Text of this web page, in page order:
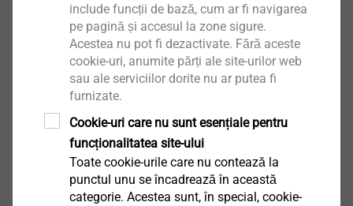
Descărcări
Romanian
DoP ETA-10/0200 JT9.pdf 946 KB
English
include funcții de bază, cum ar fi navigarea
pe pagină și accesul la zone sigure.
Acestea nu pot fi dezactivate. Fără aceste
cookie-uri, anumite părți ale site-urilor web
sau ale serviciilor dorite nu ar putea fi
furnizate.
Cookie-uri care nu sunt esențiale pentru
funcționalitatea site-ului
Toate cookie-urile care nu contează la
punctul unu se încadrează în această
categorie. Acestea sunt, în special, cookie-